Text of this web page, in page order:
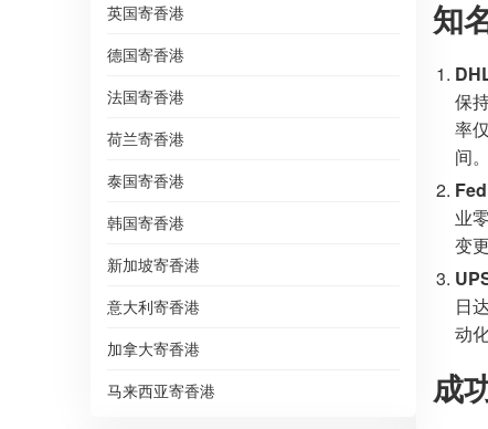
英国寄香港
德国寄香港
法国寄香港
荷兰寄香港
泰国寄香港
韩国寄香港
新加坡寄香港
意大利寄香港
加拿大寄香港
马来西亚寄香港
知
保
率
间。
业
变
日
动
成